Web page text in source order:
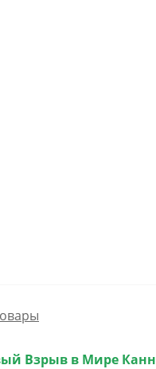
Взрыв в Мире